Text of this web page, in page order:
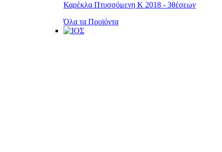
Καρέκλα Πτυσσόμενη Κ 2018 - 3θέσεων
Όλα τα Προϊόντα